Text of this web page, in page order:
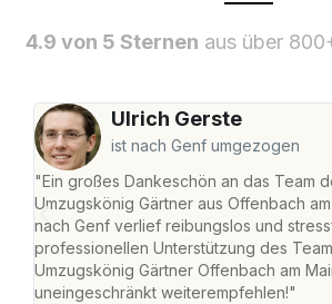
4.9 von 5 Sternen aus über
Ulrich Gerste
ist nach Genf umgezogen
"Ein großes Dankeschön an das Team
Umzugskönig Gärtner aus Offenbach
nach Genf verlief reibungslos und
professionellen Unterstützung des
Umzugskönig Gärtner Offenbach am
uneingeschränkt weiterempfehlen!"